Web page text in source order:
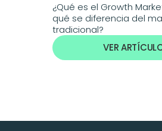
¿Qué es el Growth
qué se diferencia del
tradicional?
VER